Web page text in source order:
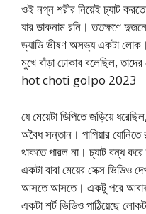
ওই নগ্ন শরীর নিয়েই চ্যাট
যার ডাকনাম রনি। ততক্ষণে
ড্যাডি ভীষণ অসভ্য একটা লোক।
মুখে বাঁড়া ঢোকাব বলেছিল,
hot choti golpo 2023
যে মেয়েটা ডিপিতে জড়িয়ে
অবৈধ সন্তান। পাপিয়ার
থাকতে পারল না। চ্যাট বন্ধ
একটা বাবা মেয়ের সেক্স ভিডিও
আসতে আসতে। একটু পরে আবার
একটা শর্ট ভিডিও পাঠিয়েছে